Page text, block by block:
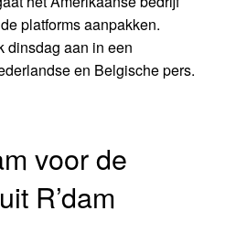
platforms aanpakken.
dinsdag aan in een
en Belgische pers.
voor de
R’dam